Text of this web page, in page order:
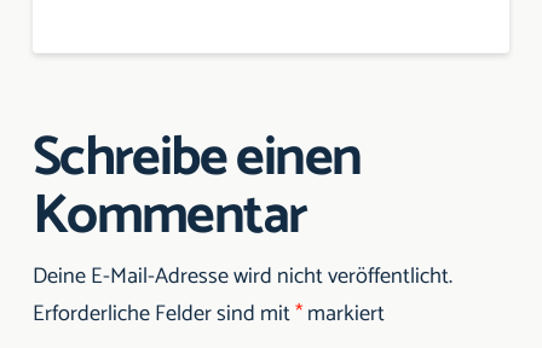
Schreibe einen
Kommentar
Deine E-Mail-Adresse wird nicht veröffentlicht.
Erforderliche Felder sind mit*markiert